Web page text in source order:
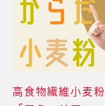
高食物繊維小麦粉